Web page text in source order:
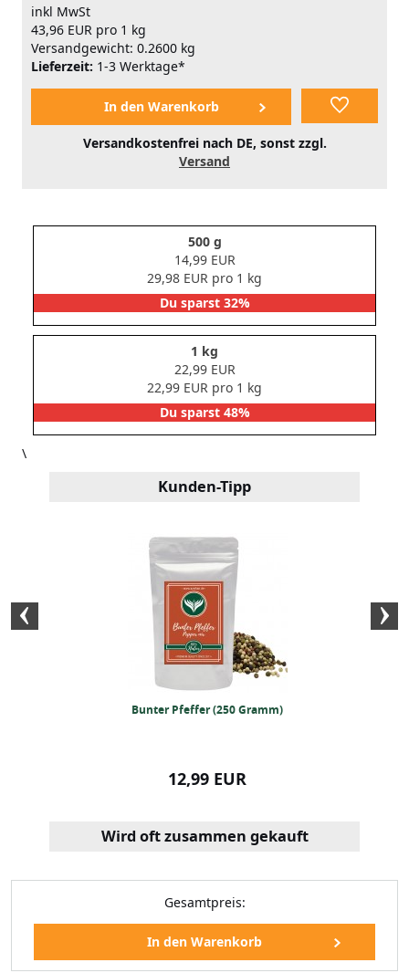
inkl MwSt
43,96 EUR pro 1 kg
Versandgewicht: 0.2600 kg
Lieferzeit: 1-3 Werktage*
Versandkostenfrei nach DE, sonst zzgl.
Versand
500 g
14,99 EUR
29,98 EUR pro 1 kg
Du sparst 32%
1 kg
22,99 EUR
22,99 EUR pro 1 kg
Du sparst 48%
\
Kunden-Tipp
Bunter Pfeffer (250 Gramm)
12,99 EUR
Wird oft zusammen gekauft
Gesamtpreis: